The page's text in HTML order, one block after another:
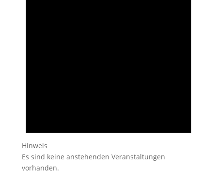
Hinweis
Es sind keine anstehenden Veranstaltungen
vorhanden.